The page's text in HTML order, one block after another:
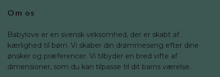
Om os
Babylove er en svensk virksomhed, der er skabt af
kærlighed til børn. Vi skaber din drømmeseng efter dine
ønsker og præferencer. Vi tilbyder en bred vifte af
dimensioner, som du kan tilpasse til dit barns værelse.